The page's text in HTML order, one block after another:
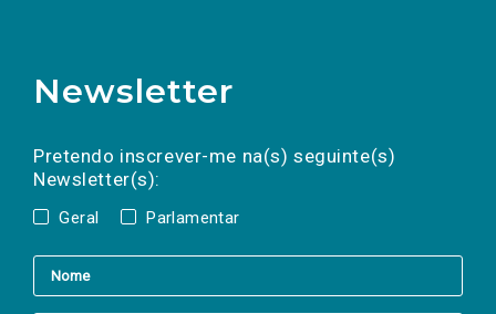
Newsletter
Pretendo inscrever-me na(s) seguinte(s)
Newsletter(s):
Geral Parlamentar
a(s) newsletter(s).
mail